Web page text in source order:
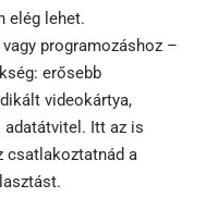
elég lehet.
programozáshoz –
erősebb
videokártya,
adatátvitel. Itt az is
csatlakoztatnád a